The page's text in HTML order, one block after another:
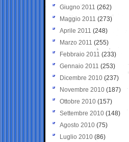
Giugno 2011 (262)
Maggio 2011 (273)
Aprile 2011 (248)
Marzo 2011 (255)
Febbraio 2011 (233)
Gennaio 2011 (253)
Dicembre 2010 (237)
Novembre 2010 (187)
Ottobre 2010 (157)
Settembre 2010 (148)
Agosto 2010 (75)
Luglio 2010 (86)